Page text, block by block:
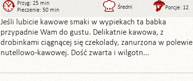
Przyg: 25 min
Pieczenie: 50 min
Średni Porcje: 12
Jeśli lubicie kawowe smaki w wypiekach ta babka
przypadnie Wam do gustu. Delikatnie kawowa, z
drobinkami ciągnącej się czekolady, zanurzona w polewie
nutellowo-kawowej. Dość zwarta i wilgotn...